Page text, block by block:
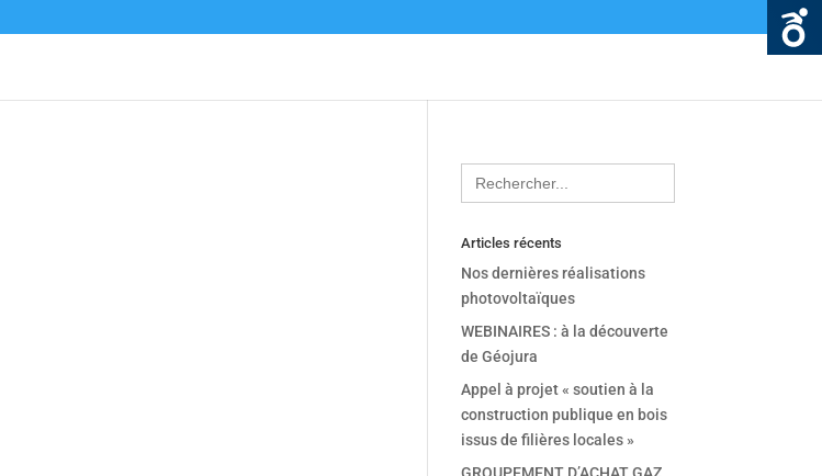
Search
for:
Articles récents
Nos dernières réalisations
photovoltaïques
WEBINAIRES : à la découverte
de Géojura
Appel à projet « soutien à la
construction publique en bois
issus de filières locales »